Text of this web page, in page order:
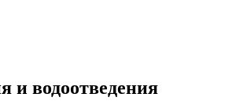
и водоотведения